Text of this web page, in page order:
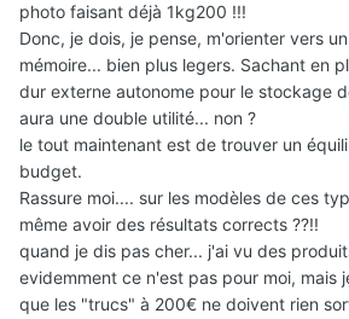
photo faisant déjà 1kg200 !!!
Donc, je dois, je pense, m'orienter vers
mémoire... bien plus legers. Sachant en
dur externe autonome pour le stockage
aura une double utilité... non ?
le tout maintenant est de trouver un
budget.
Rassure moi.... sur les modèles de ces
même avoir des résultats corrects ??!!
quand je dis pas cher... j'ai vu des
evidemment ce n'est pas pour moi, mais
que les "trucs" à 200€ ne doivent rien